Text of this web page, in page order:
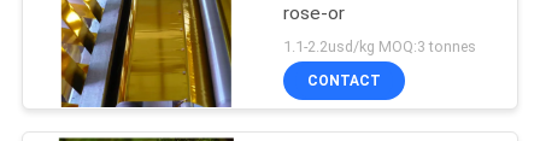
rose-or
1.1-2.2usd/kg MOQ:3 tonnes
CONTACT